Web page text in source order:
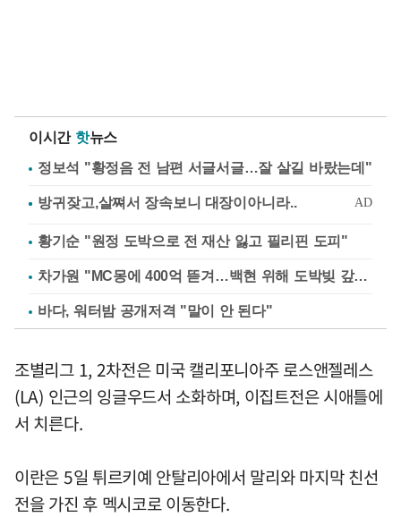
이시간 핫뉴스
정보석 "황정음 전 남편 서글서글…잘 살길 바랐는데"
황기순 "원정 도박으로 전 재산 잃고 필리핀 도피"
차가원 "MC몽에 400억 뜯겨…백현 위해 도박빚 갚아줘"
바다, 워터밤 공개저격 "말이 안 된다"
조별리그 1, 2차전은 미국 캘리포니아주 로스앤젤레스
(LA) 인근의 잉글우드서 소화하며, 이집트전은 시애틀에
서 치른다.
이란은 5일 튀르키예 안탈리아에서 말리와 마지막 친선
전을 가진 후 멕시코로 이동한다.